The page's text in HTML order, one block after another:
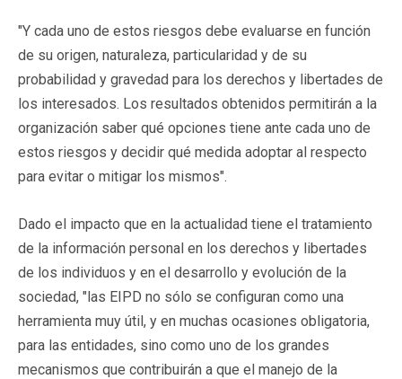
"Y cada uno de estos riesgos debe evaluarse en función
de su origen, naturaleza, particularidad y de su
probabilidad y gravedad para los derechos y libertades de
los interesados. Los resultados obtenidos permitirán a la
organización saber qué opciones tiene ante cada uno de
estos riesgos y decidir qué medida adoptar al respecto
para evitar o mitigar los mismos".
Dado el impacto que en la actualidad tiene el tratamiento
de la información personal en los derechos y libertades
de los individuos y en el desarrollo y evolución de la
sociedad, "las EIPD no sólo se configuran como una
herramienta muy útil, y en muchas ocasiones obligatoria,
para las entidades, sino como uno de los grandes
mecanismos que contribuirán a que el manejo de la